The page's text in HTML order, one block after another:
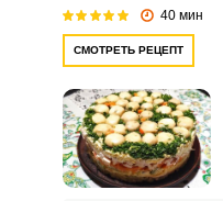
40 мин
СМОТРЕТЬ РЕЦЕПТ